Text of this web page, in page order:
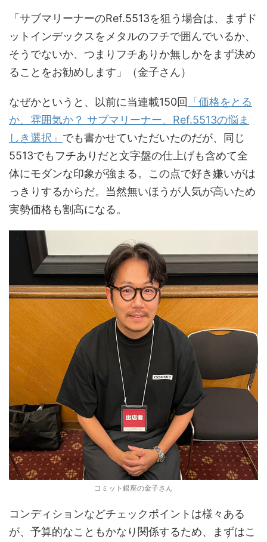
「サブマリーナーのRef.5513を狙う場合は、まずド
ットインデックスをメタルのフチで囲んでいるか、
そうでないか、つまりフチありか無しかをまず決め
ることをお勧めします」（金子さん）
なぜかというと、以前に当連載150回
「価格をとる
か、雰囲気か？ サブマリーナー、Ref.5513の悩ま
しき選択」 でも書かせていただいたのだが、同じ
5513でもフチありだと文字盤の仕上げも含めて全
体にモダンな印象が強まる。この点で好き嫌いがは
っきりするからだ。当然無いほうが人気が高いため
実勢価格も割高になる。
コミット銀座の金子さん
コンディションなどチェックポイントは様々ある
が、予算的なこともかなり関係するため、まずはこ